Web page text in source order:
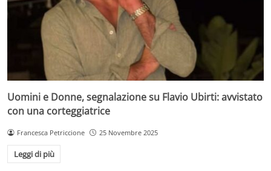
Uomini e Donne, segnalazione su Flavio Ubirti: avvistato
con una corteggiatrice
Francesca Petriccione 25 Novembre 2025
Leggi di più